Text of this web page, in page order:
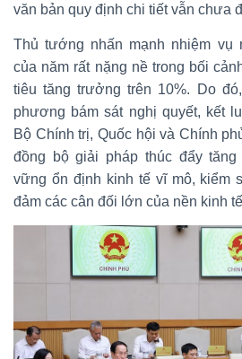
văn bản quy định chi tiết vẫn chưa
Thủ tướng nhấn mạnh nhiệm vụ
của năm rất nặng nề trong bối
tiêu tăng trưởng trên 10%. Do
phương bám sát nghị quyết, kết
Bộ Chính trị, Quốc hội và Chính
đồng bộ giải pháp thúc đẩy
vững ổn định kinh tế vĩ mô, kiểm
đảm các cân đối lớn của nền kinh